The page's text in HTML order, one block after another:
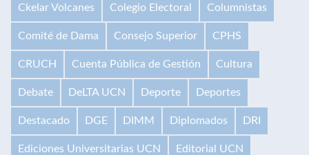
Ckelar Volcanes Colegio Electoral Columnistas
Comité de Dama Consejo Superior CPHS
CRUCH Cuenta Pública de Gestión Cultura
Debate DeLTA UCN Deporte Deportes
Destacado DGE DIMM Diplomados DRI
Ediciones Universitarias UCN Editorial UCN